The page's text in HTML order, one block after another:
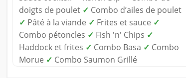
doigts de poulet ✓ Combo d’ailes de poulet
✓ Pâté à la viande ✓ Frites et sauce ✓
Combo pétoncles ✓ Fish 'n' Chips ✓
Haddock et frites ✓ Combo Basa ✓ Combo
Morue ✓ Combo Saumon Grillé